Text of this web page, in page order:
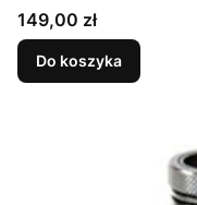
Cena
149,00 zł
Do koszyka